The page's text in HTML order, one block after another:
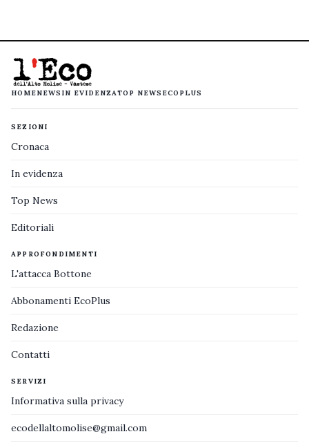
HOMENEWS IN EVIDENZATOP NEWS ECOPLUS
SEZIONI
Cronaca
In evidenza
Top News
Editoriali
APPROFONDIMENTI
L'attacca Bottone
Abbonamenti EcoPlus
Redazione
Contatti
SERVIZI
Informativa sulla privacy
ecodellaltomolise@gmail.com